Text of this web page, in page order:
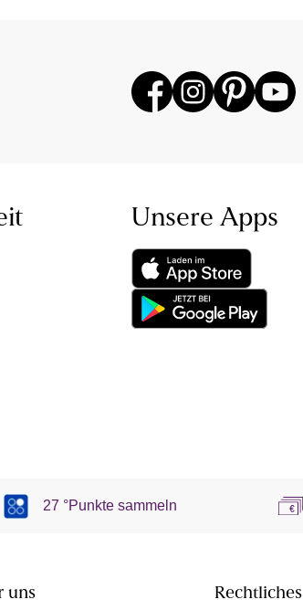
Unsere Apps
27 °Punkte sammeln
uns Rechtliches